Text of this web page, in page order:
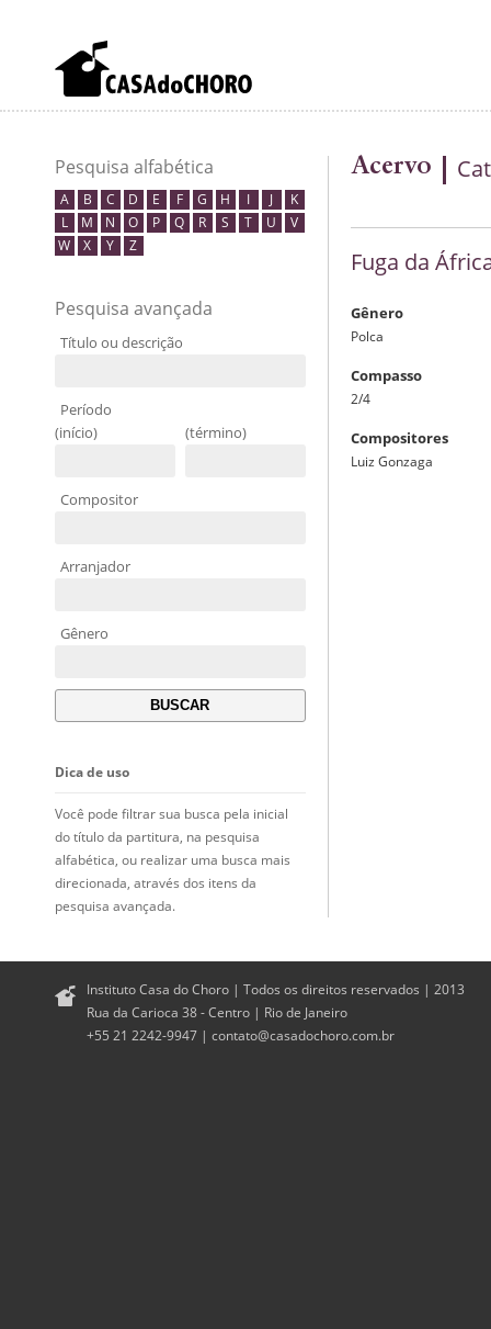
Pesquisa alfabética
A B C D E F G H I J
K
L
M N O P Q R S T U
V
W
X Y Z
Pesquisa avançada
Título ou descrição
Período
(início)
(término)
Compositor
Arranjador
Gênero
Dica de uso
Você pode filtrar sua busca pela inicial
do título da partitura, na pesquisa
alfabética, ou realizar uma busca mais
direcionada, através dos itens da
pesquisa avançada.
Acervo
Fuga da
Gênero
Polca
Compasso
2/4
Compositores
Luiz Gonzaga
Instituto Casa do Choro | Todos os direitos reservados | 2013
Rua da Carioca 38 - Centro | Rio de Janeiro
+55 21 2242-9947 | contato@casadochoro.com.br